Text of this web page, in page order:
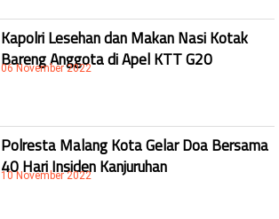
Kapolri Lesehan dan Makan Nasi Kotak
Bareng Anggota di Apel KTT G20
06 November 2022
Polresta Malang Kota Gelar Doa Bersama
40 Hari Insiden Kanjuruhan
10 November 2022